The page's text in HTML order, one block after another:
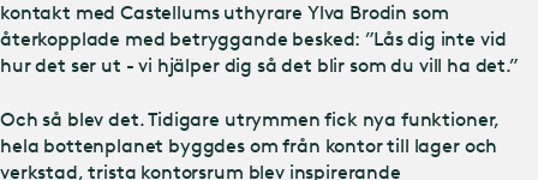
kontakt med Castellums uthyrare Ylva Brodin som
återkopplade med betryggande besked: ”Lås dig inte vid
hur det ser ut - vi hjälper dig så det blir som du vill ha det.”
Och så blev det. Tidigare utrymmen fick nya funktioner,
hela bottenplanet byggdes om från kontor till lager och
verkstad, trista kontorsrum blev inspirerande